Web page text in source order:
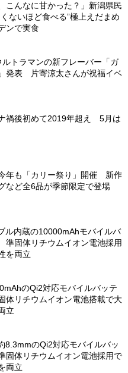
こんなに甘かった？」新潟県民
ないほど食べる”極上えだまめ
ンで実食
トラマンの新フレーバー「ガ
発表 片寄涼太さんが祝福イベ
禍後初めて2019年超え 5月は
年も「カリー祭り」開催 新作
など全6品が季節限定で登場
ル内蔵の10000mAhモバイルバ
固体リチウムイオン電池採用
を両立
のQi2対応モバイルバッテ
体リチウムイオン電池搭載で大
立
8.3mmのQi2対応モバイルバッ
体リチウムイオン電池採用で
両立